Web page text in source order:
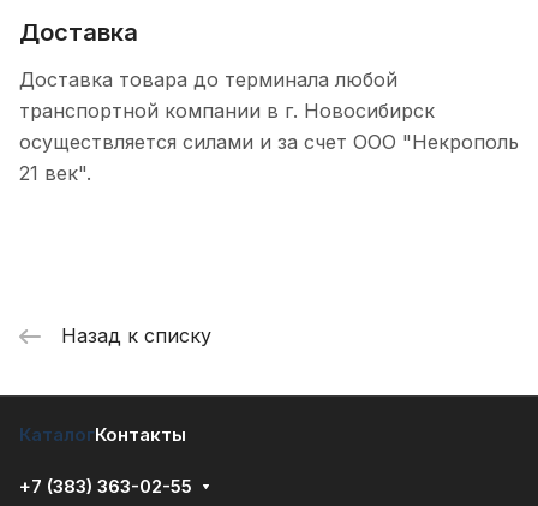
Доставка
Доставка товара до терминала любой
транспортной компании в г. Новосибирск
осуществляется силами и за счет ООО "Некрополь
21 век".
Назад к списку
КаталогКонтакты
+7 (383) 363-02-55